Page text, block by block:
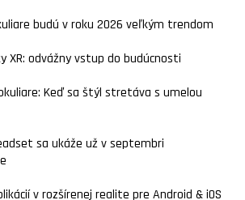
budú v roku 2026 veľkým trendom
XR: odvážny vstup do budúcnosti
Keď sa štýl stretáva s umelou
sa ukáže už v septembri
v rozšírenej realite pre Android & iOS